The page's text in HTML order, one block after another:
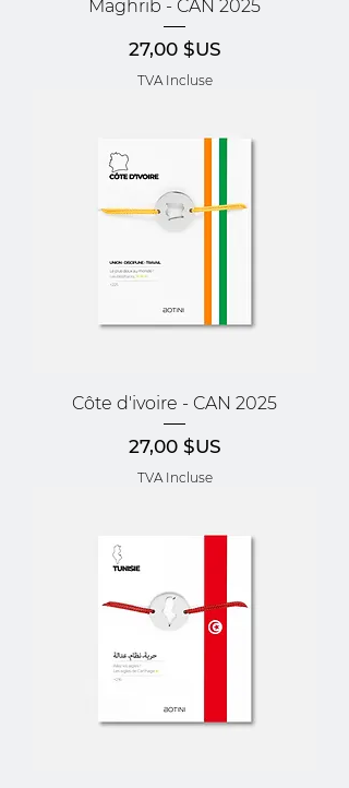
Maghrib - CAN 2025
Prix
27,00 $US
TVA Incluse
Côte d'ivoire - CAN 2025
Prix
27,00 $US
TVA Incluse